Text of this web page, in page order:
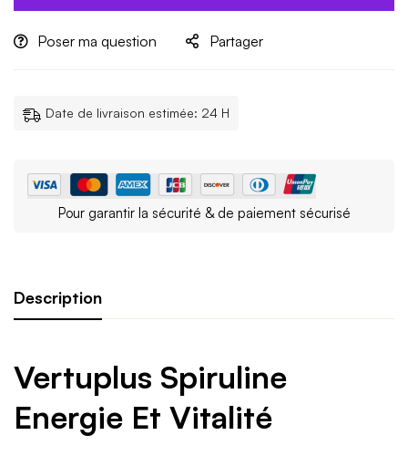
Poser ma question Partager
Date de livraison estimée: 24 H
Pour garantir la sécurité & de paiement sécurisé
Description
Vertuplus Spiruline
Energie Et Vitalité